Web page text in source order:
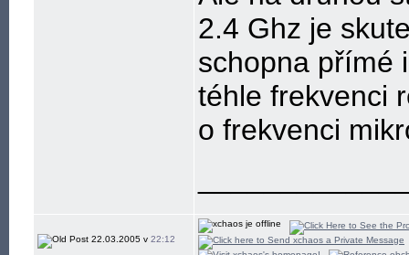
2.4 Ghz je
schopna přímé
téhle frekvenci
o frekvenci
22.03.2005 v 22:12